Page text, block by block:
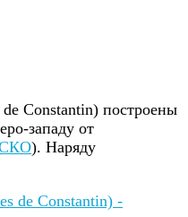
Constantin) построены
западу от
). Наряду